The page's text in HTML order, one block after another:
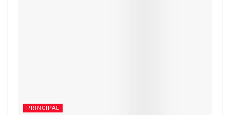
PRINCIPAL